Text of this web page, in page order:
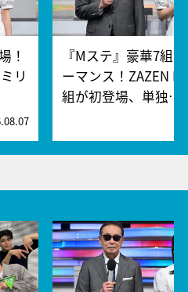
！
リ
『Mステ』豪華7組
ーマンス！ZAZEN
組が初登場、単独…